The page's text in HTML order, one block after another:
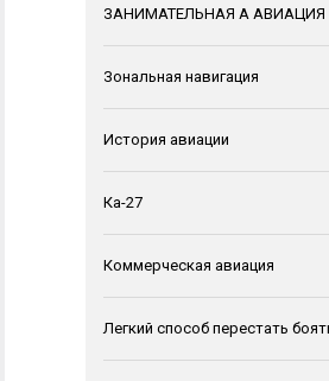
ЗАНИМАТЕЛЬНАЯ А АВИАЦИЯ
Зональная навигация
История авиации
Ка-27
Коммерческая авиация
Легкий способ перестать